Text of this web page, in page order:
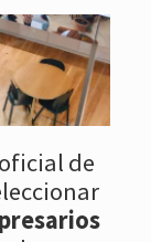
de